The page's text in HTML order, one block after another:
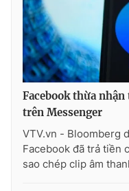
Photo
Video
VTV Money
VTV Sức khoẻ
Facebook thừa
trên Messenger
VTV.vn - Bloomberg
Facebook đã trả tiền
sao chép clip âm